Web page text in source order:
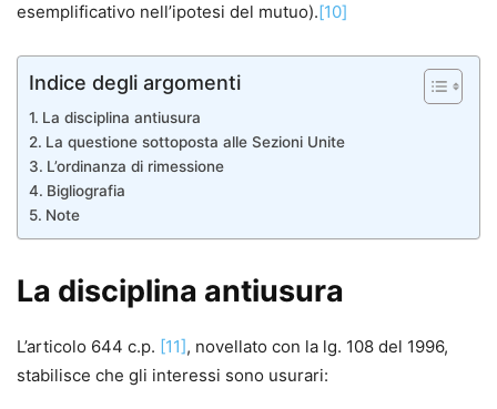
esemplificativo nell’ipotesi del mutuo).[10]
Indice degli argomenti
La disciplina antiusura
La questione sottoposta alle Sezioni Unite
L’ordinanza di rimessione
Bigliografia
Note
La disciplina antiusura
L’articolo 644 c.p. [11], novellato con la lg. 108 del 1996,
stabilisce che gli interessi sono usurari: